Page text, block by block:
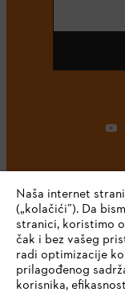
Kompanija
Naša internet
(„kolačići”). Da
stranici, koristimo
čak i bez vašeg
radi optimizacije
prilagođenog
korisnika,